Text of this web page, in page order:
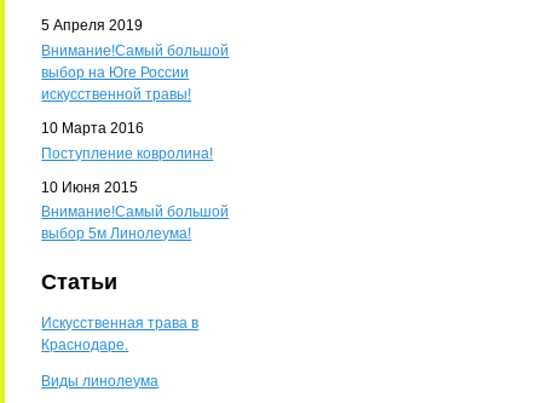
5 Апреля 2019
Внимание!Самый большой
выбор на Юге России
искусственной травы!
10 Марта 2016
Поступление ковролина!
10 Июня 2015
Внимание!Самый большой
выбор 5м Линолеума!
Статьи
Искусственная трава в
Краснодаре.
Виды линолеума